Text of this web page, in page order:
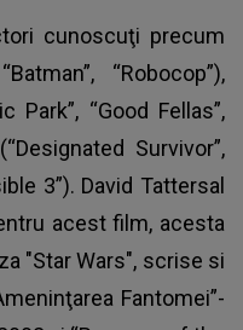
cunoscuţi precum
“Robocop”),
“Good Fellas”,
Survivor”,
3”). David Tattersal
acest film, acesta
"Star Wars", scrise si
Fantomei”-